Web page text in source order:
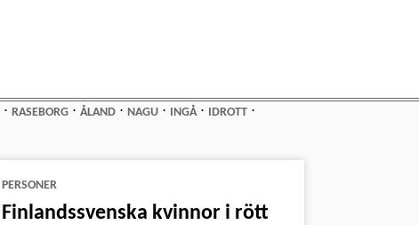
⋅RASEBORG ⋅ÅLAND ⋅NAGU ⋅ INGÅ⋅ IDROTT ⋅
PERSONER
Finlandssvenska kvinnor i rött